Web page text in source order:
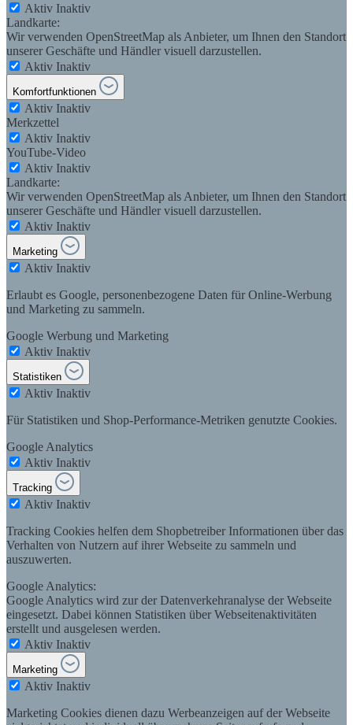
Aktiv Inaktiv
Landkarte:
Wir verwenden OpenStreetMap als Anbieter, um Ihnen den Standort
unserer Geschäfte und Händler visuell darzustellen.
Aktiv Inaktiv
Komfortfunktionen
Aktiv Inaktiv
Merkzettel
Aktiv Inaktiv
YouTube-Video
Aktiv Inaktiv
Landkarte:
Wir verwenden OpenStreetMap als Anbieter, um Ihnen den Standort
unserer Geschäfte und Händler visuell darzustellen.
Aktiv Inaktiv
Marketing
Aktiv Inaktiv
Erlaubt es Google, personenbezogene Daten für Online-Werbung
und Marketing zu sammeln.
Google Werbung und Marketing
Aktiv Inaktiv
Statistiken
Aktiv Inaktiv
Für Statistiken und Shop-Performance-Metriken genutzte Cookies.
Google Analytics
Aktiv Inaktiv
Tracking
Aktiv Inaktiv
Tracking Cookies helfen dem Shopbetreiber Informationen über das
Verhalten von Nutzern auf ihrer Webseite zu sammeln und
auszuwerten.
Google Analytics:
Google Analytics wird zur der Datenverkehranalyse der Webseite
eingesetzt. Dabei können Statistiken über Webseitenaktivitäten
erstellt und ausgelesen werden.
Aktiv Inaktiv
Marketing
Aktiv Inaktiv
Marketing Cookies dienen dazu Werbeanzeigen auf der Webseite